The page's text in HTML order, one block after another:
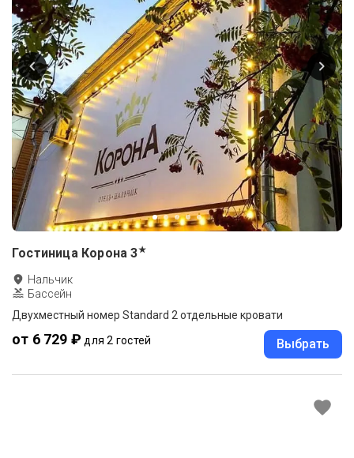
Гостиница Корона 3★
Нальчик
Бассейн
Двухместный номер Standard 2 отдельные кровати
от 6 729 ₽ для 2 гостей Выбрать